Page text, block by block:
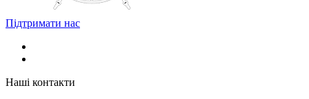
Підтримати нас
Наші контакти